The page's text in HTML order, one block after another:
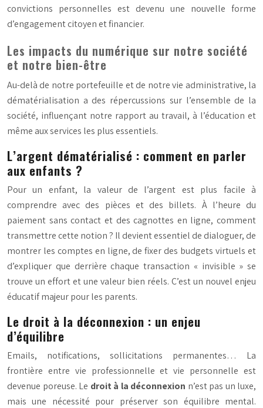
convictions personnelles est devenu une nouvelle forme
d’engagement citoyen et financier.
Les impacts du numérique sur notre société
et notre bien-être
Au-delà de notre portefeuille et de notre vie administrative, la
dématérialisation a des répercussions sur l’ensemble de la
société, influençant notre rapport au travail, à l’éducation et
même aux services les plus essentiels.
L’argent dématérialisé : comment en parler
aux enfants ?
Pour un enfant, la valeur de l’argent est plus facile à
comprendre avec des pièces et des billets. À l’heure du
paiement sans contact et des cagnottes en ligne, comment
transmettre cette notion ? Il devient essentiel de dialoguer, de
montrer les comptes en ligne, de fixer des budgets virtuels et
d’expliquer que derrière chaque transaction « invisible » se
trouve un effort et une valeur bien réels. C’est un nouvel enjeu
éducatif majeur pour les parents.
Le droit à la déconnexion : un enjeu
d’équilibre
Emails, notifications, sollicitations permanentes… La
frontière entre vie professionnelle et vie personnelle est
devenue poreuse. Le droit à la déconnexion n’est pas un luxe,
mais une nécessité pour préserver son équilibre mental.